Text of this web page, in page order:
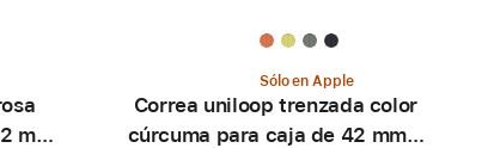
mm
Sólo en Apple
Correa uniloop trenzada color
cúrcuma para caja de 42 mm –